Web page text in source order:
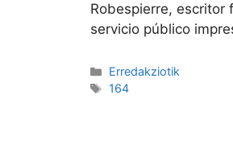
Robespierre, escritor
servicio público
Erredakziotik
164